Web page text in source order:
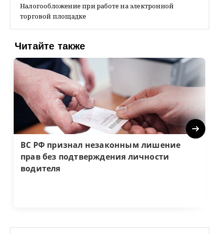
Налогообложение при работе на электронной
торговой площадке
Читайте также
ВС РФ признал незаконным лишение
прав без подтверждения личности
водителя
Next